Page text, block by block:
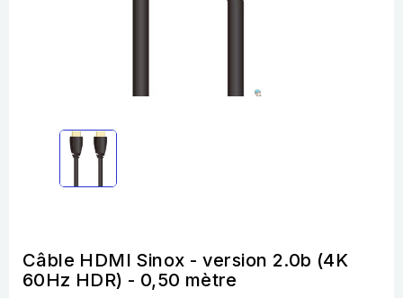
Câble HDMI Sinox - version 2.0b (4K
60Hz HDR) - 0,50 mètre